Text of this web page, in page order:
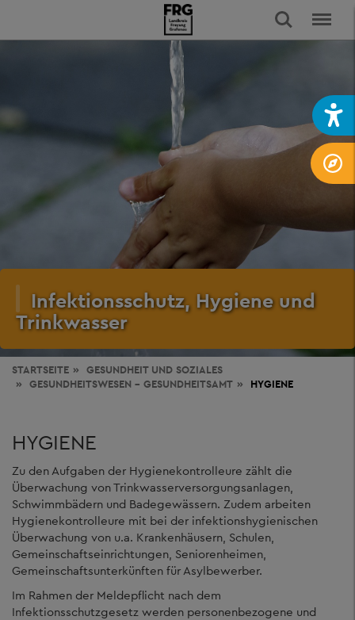
Infektionsschutz, Hygiene und
Trinkwasser
STARTSEITE GESUNDHEIT UND SOZIALES
GESUNDHEITSWESEN - GESUNDHEITSAMT
HYGIENE
HYGIENE
Zu den Aufgaben der Hygienekontrolleure zählt die
Überwachung von Trinkwasserversorgungsanlagen,
Schwimmbädern und Badegewässern. Zudem arbeiten
Hygienekontrolleure mit bei der infektionshygienischen
Überwachung von u.a. Krankenhäusern, Schulen,
Gemeinschaftseinrichtungen, Seniorenheimen,
Gemeinschaftsunterkünften für Asylbewerber.
Im Rahmen der Meldepflicht nach dem
Infektionsschutzgesetz werden personenbezogene und